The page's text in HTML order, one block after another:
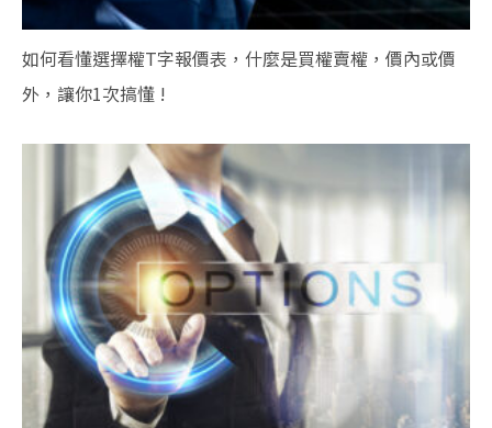
如何看懂選擇權T字報價表，什麼是買權賣權，價內或價
外，讓你1次搞懂 !